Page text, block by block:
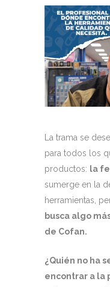
La trama se
para todos los
productos: la
sumerge en la
herramientas,
busca algo
de Cofan.
¿Quién no ha
encontrar a la